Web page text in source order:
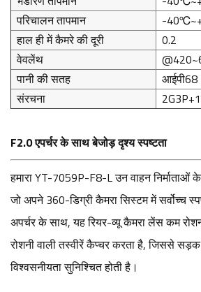
परिचालन तापमान
-
हाल ही में कैमरे की दूरी
0.2
वेवलेंथ
पानी की सतह
आईपी68
संरचना
F2.0 एपर्चर के साथ बेजोड़ दृश्य स्पष्टता
हमारा YT-7059P-F8-L उन वाहन निर्माताओं
जो अपने 360-डिग्री कैमरा सिस्टम में सर्वोच्च
अपर्चर के साथ, यह रियर-व्यू कैमरा लेंस कम
रोशनी वाली तस्वीरें कैप्चर करता है, जिससे
विश्वसनीयता सुनिश्चित होती है।